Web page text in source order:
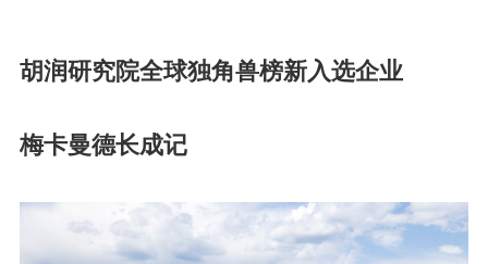
胡润研究院全球独角兽榜新入选企业
梅卡曼德长成记